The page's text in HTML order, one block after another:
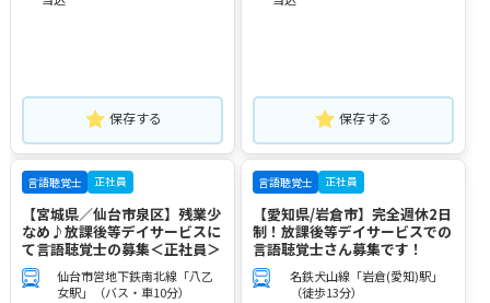
保存する 保存する
言語聴覚士 正社員
【宮城県／仙台市泉区】残業少
なめ♪放課後等デイサービスに
て言語聴覚士の募集＜正社員＞
仙台市営地下鉄南北線「八乙
女駅」（バス・車10分）
言語聴覚士 正社員
【愛知県/岩倉市】完全週休2日
制！放課後等デイサービスでの
言語聴覚士さん募集です！
名鉄犬山線「岩倉(愛知)駅」
（徒歩13分）